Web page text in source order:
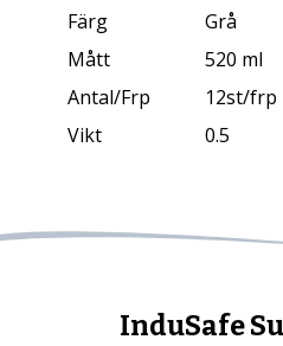
Färg
Grå
Mått
520 ml
Antal/Frp
12st/frp
Vikt
0.5
InduSafe